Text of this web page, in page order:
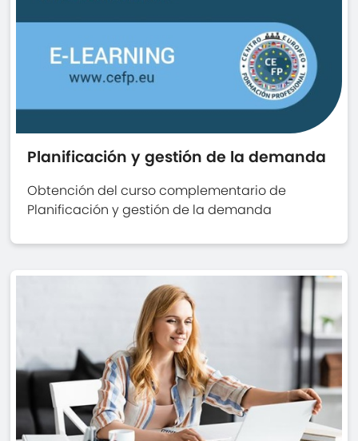
Planificación y gestión de la demanda
Obtención del curso complementario de
Planificación y gestión de la demanda